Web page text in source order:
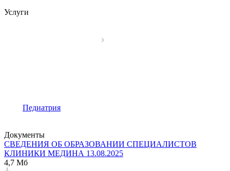
Услуги
Педиатрия
Документы
СВЕДЕНИЯ ОБ ОБРАЗОВАНИИ СПЕЦИАЛИСТОВ
КЛИНИКИ МЕДИНА 13.08.2025
4,7 Мб